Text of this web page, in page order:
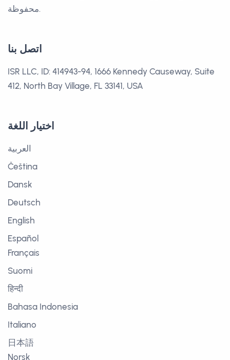
محفوظة.
اتصل بنا
ISR LLC, ID: 414943-94, 1666 Kennedy Causeway, Suite
412, North Bay Village, FL 33141, USA
اختيار اللغة
العربية
Čeština
Dansk
Deutsch
English
Español
Français
Suomi
हिन्दी
Bahasa Indonesia
Italiano
日本語
Norsk